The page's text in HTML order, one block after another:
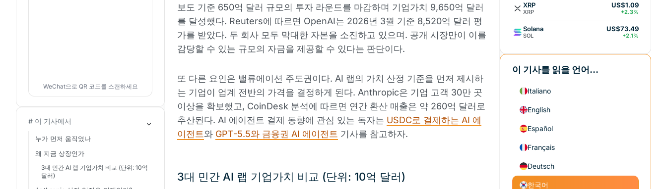
보도 기준 650억 달러 규모의 투자 라운드를 마감하며 기업가치 9,650억 달러
를 달성했다. Reuters에 따르면 OpenAI는 2026년 3월 기준 8,520억 달러 평
가를 받았다. 두 회사 모두 막대한 자본을 소진하고 있으며. 공개 시장만이 이를
감당할 수 있는 규모의 자금을 제공할 수 있다는 판단이다.
또 다른 요인은 밸류에이션 주도권이다. AI 랩의 가치 산정 기준을 먼저 제시하
는 기업이 업계 전반의 가격을 결정하게 된다. Anthropic은 기업 고객 30만 곳
이상을 확보했고, CoinDesk 분석에 따르면 연간 환산 매출은 약 260억 달러로
추산된다. AI 에이전트 결제 동향에 관심 있는 독자는 USDC로 결제하는 AI 에
이전트와 GPT-5.5와 금융권 AI 에이전트 기사를 참고하자.
3대 민간 AI 랩 기업가치 비교 (단위: 10억 달러)
WeChat으로 QR 코드를 스캔하세요
# 이 기사에서
누가 먼저 움직였나
왜 지금 상장인가
3대 민간 AI 랩 기업가치 비교 (단위: 10억
달러)
XRP
XRP
US$1.09
+2.3%
Solana
SOL
US$73.49
+2.1%
이 기사를 읽을 언어...
Italiano
English
Español
Français
Deutsch
한국어